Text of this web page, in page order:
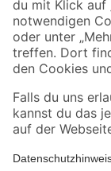
Jetzt die toom-
Alle Preisangaben in EUR
Umständen nicht in allen
Produkte nur solange der
*Paketversand ab 59 €